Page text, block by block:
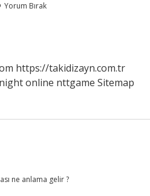
Yorum Bırak
https://takidizayn.com.tr
online nttgame Sitemap
ne anlama gelir ?